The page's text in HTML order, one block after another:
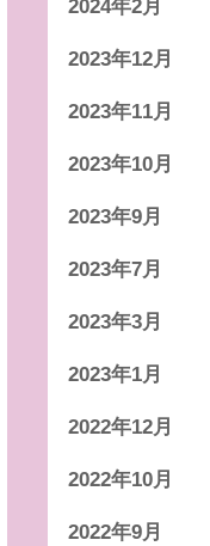
2024年2月
2023年12月
2023年11月
2023年10月
2023年9月
2023年7月
2023年3月
2023年1月
2022年12月
2022年10月
2022年9月